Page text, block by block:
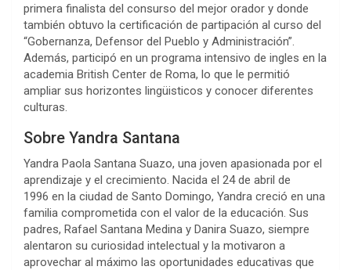
primera finalista del consurso del mejor orador y donde
también obtuvo la certificación de partipación al curso del
“Gobernanza, Defensor del Pueblo y Administración”.
Además, participó en un programa intensivo de ingles en la
academia British Center de Roma, lo que le permitió
ampliar sus horizontes lingüisticos y conocer diferentes
culturas.
Sobre Yandra Santana
Yandra Paola Santana Suazo, una joven apasionada por el
aprendizaje y el crecimiento. Nacida el 24 de abril de
1996 en la ciudad de Santo Domingo, Yandra creció en una
familia comprometida con el valor de la educación. Sus
padres, Rafael Santana Medina y Danira Suazo, siempre
alentaron su curiosidad intelectual y la motivaron a
aprovechar al máximo las oportunidades educativas que